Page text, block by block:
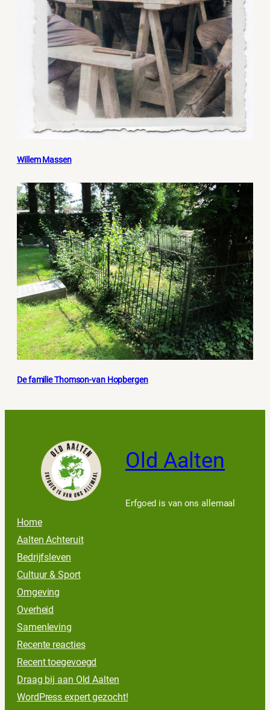
Willem Massen
De familie Thomson-van Hopbergen
Old Aalten
Erfgoed is van ons allemaal
Home
Aalten Achteruit
Bedrijfsleven
Cultuur & Sport
Omgeving
Overheid
Samenleving
Recente reacties
Recent toegevoegd
Draag bij aan Old Aalten
WordPress expert gezocht!